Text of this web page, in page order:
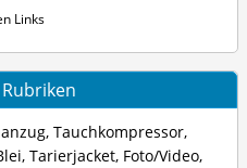
Links
, Tauchkompressor,
, Tarierjacket, Foto/Video,